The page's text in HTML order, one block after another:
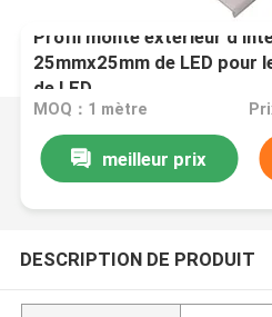
Profil monté extérieur
25mmx25mm de LED pour
de LED
MOQ：1 mètre
meilleur prix
DESCRIPTION DE PRODUIT